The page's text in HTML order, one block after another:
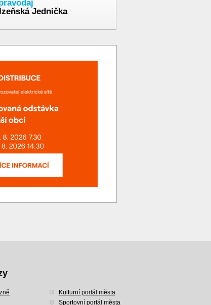
Jednička
Kulturní portál města
Sportovní portál města